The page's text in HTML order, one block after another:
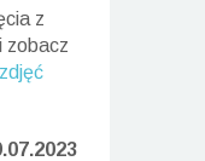
z
zobacz